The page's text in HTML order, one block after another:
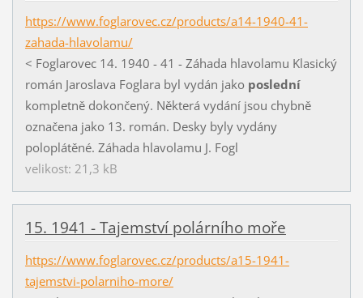
https://www.foglarovec.cz/products/a14-1940-41-
zahada-hlavolamu/
< Foglarovec 14. 1940 - 41 - Záhada hlavolamu Klasický
román Jaroslava Foglara byl vydán jako poslední
kompletně dokončený. Některá vydání jsou chybně
označena jako 13. román. Desky byly vydány
poloplátěné. Záhada hlavolamu J. Fogl
velikost: 21,3 kB
15. 1941 - Tajemství polárního moře
https://www.foglarovec.cz/products/a15-1941-
tajemstvi-polarniho-more/